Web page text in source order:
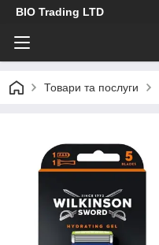
BIO Trading LTD
Товари та послуги